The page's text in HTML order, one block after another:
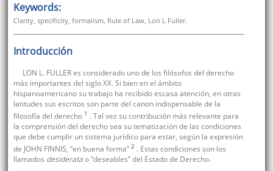
Keywords:
Clarity, specificity, formalism, Rule of Law, Lon L Fuller.
Introducción
LON L. FULLER es considerado uno de los filósofos del derecho
más importantes del siglo XX. Si bien en el ámbito
hispanoamericano su trabajo ha recibido escasa atención, en otras
latitudes sus escritos son parte del canon indispensable de la
filosofía del derecho 1 . Tal vez su contribución más relevante para
la comprensión del derecho sea su tematización de las condiciones
que debe cumplir un sistema jurídico para estar, según la expresión
de JOHN FINNIS, “en buena forma” 2 . Estas condiciones son los
llamados desideratao “deseables” del Estado de Derecho.